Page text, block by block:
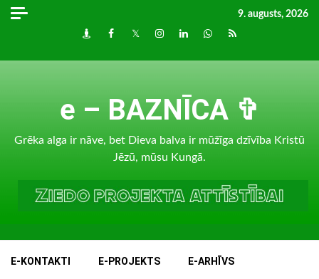
Skip
9. augusts, 2026
DraugiemFacebook
TwitterInstagram
LinkedInwhatsapp
RSS
e – BAZNĪCA ✞
Grēka alga ir nāve, bet Dieva balva ir mūžīga dzīvība Kristū
Jēzū, mūsu Kungā.
E-KONTAKTI E-PROJEKTS E-ARHĪVS